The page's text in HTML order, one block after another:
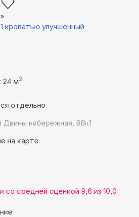
кроватью улучшенный
24 м2
отдельно
Двины набережная, 88к1
на карте
со средней оценкой 9,6 из 10,0